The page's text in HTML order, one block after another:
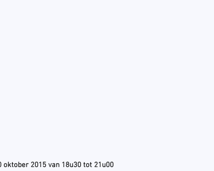
oktober 2015 van 18u30 tot 21u00